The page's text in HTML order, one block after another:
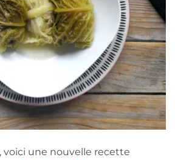
voici une nouvelle recette